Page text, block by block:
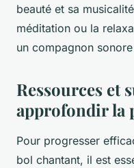
beauté et sa
méditation ou la
un compagnon
Ressources et
approfondir la
Pour progresser
bol chantant, il est